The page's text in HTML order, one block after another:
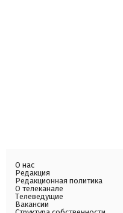
О нас
Редакция
Редакционная политика
О телеканале
Телеведущие
Вакансии